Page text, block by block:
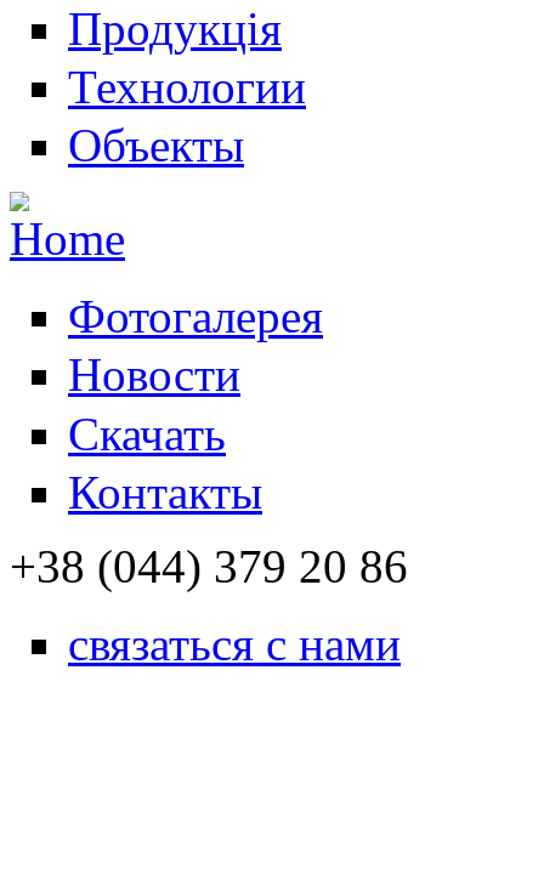
Продукція
Технологии
Объекты
Фотогалерея
Новости
Скачать
Контакты
+38 (044) 379 20 86
связаться с нами